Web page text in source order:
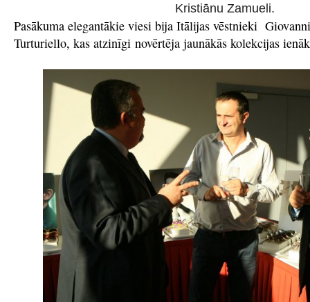
Kristiānu Zamueli.
Pasākuma elegantākie viesi bija Itālijas vēstnieki
Turturiello, kas atzinīgi novērtēja jaunākās kolekcijas